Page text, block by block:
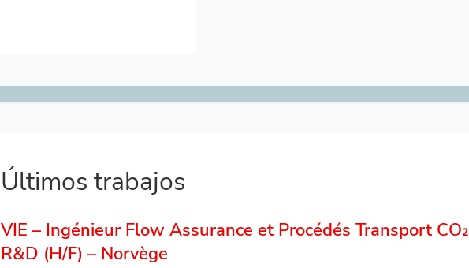
Últimos trabajos
VIE – Ingénieur Flow Assurance et Procédés Transport CO₂
R&D (H/F) – Norvège